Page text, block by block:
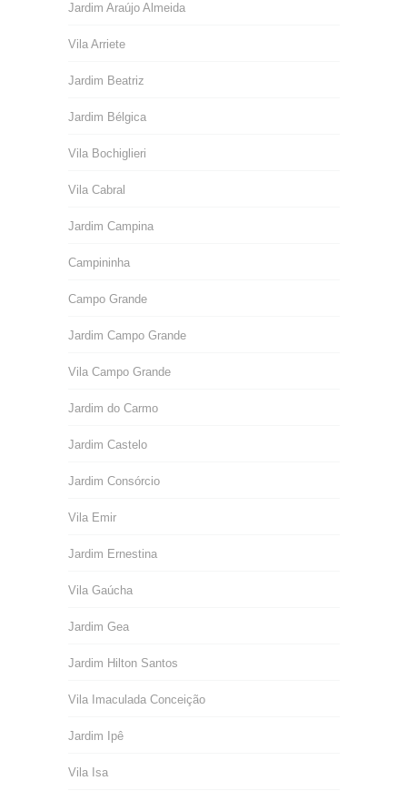
Jardim Araújo Almeida
Vila Arriete
Jardim Beatriz
Jardim Bélgica
Vila Bochiglieri
Vila Cabral
Jardim Campina
Campininha
Campo Grande
Jardim Campo Grande
Vila Campo Grande
Jardim do Carmo
Jardim Castelo
Jardim Consórcio
Vila Emir
Jardim Ernestina
Vila Gaúcha
Jardim Gea
Jardim Hilton Santos
Vila Imaculada Conceição
Jardim Ipê
Vila Isa